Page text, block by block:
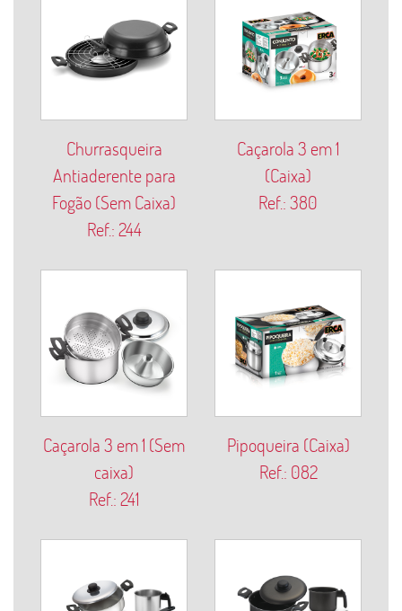
Churrasqueira
Antiaderente para
Fogão (Sem Caixa)
Ref.: 244
Caçarola 3 em 1
(Caixa)
Ref.: 380
Caçarola 3 em 1 (Sem
caixa)
Ref.: 241
Pipoqueira (Caixa)
Ref.: 082